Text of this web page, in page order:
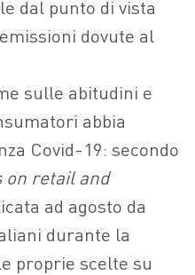
dal punto di vista
dovute al
sulle abitudini e
abbia
Covid-19: secondo
on retail and
ad agosto da
durante la
proprie scelte su